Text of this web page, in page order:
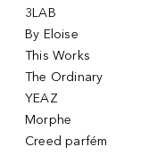
3LAB
By Eloise
This Works
The Ordinary
YEAZ
Morphe
Creed parfém